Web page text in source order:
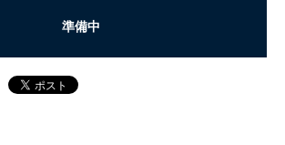
準備中